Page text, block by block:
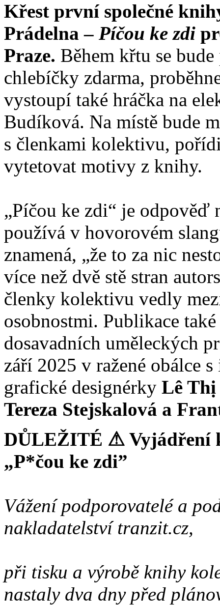
Křest první společné
Prádelna – Píčou ke zdi
Praze. Během křtu se
chlebíčky zdarma,
vystoupí také hráčka na
Budíková. Na místě bude
s členkami kolektivu,
vytetovat motivy z knihy.
„Píčou ke zdi“ je odpověď
používá v hovorovém
znamená, „že to za nic
více než dvě stě stran
členky kolektivu vedly
osobnostmi. Publikace
dosavadních uměleckých
září 2025 v ražené obálce
grafické designérky Lê
Tereza Stejskalová a
DŮLEŽITÉ ⚠︎ Vyjádření
„P*čou ke zdi”
Vážení podporovatelé a
nakladatelství tranzit.cz,
při tisku a výrobě knihy
nastaly dva dny před